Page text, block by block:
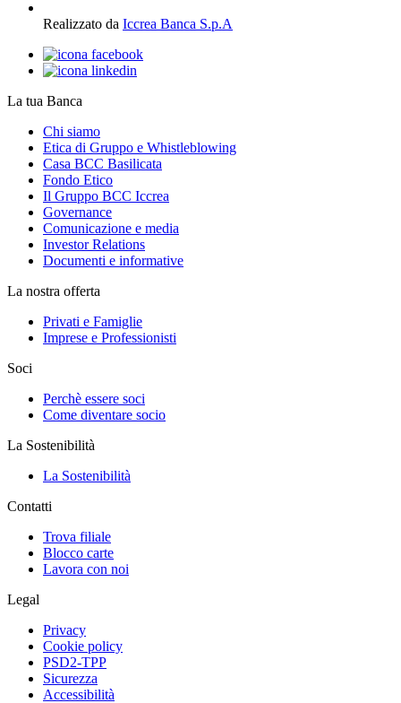
Realizzato da Iccrea Banca S.p.A
La tua Banca
Chi siamo
Etica di Gruppo e Whistleblowing
Casa BCC Basilicata
Fondo Etico
Il Gruppo BCC Iccrea
Governance
Comunicazione e media
Investor Relations
Documenti e informative
La nostra offerta
Privati e Famiglie
Imprese e Professionisti
Soci
Perchè essere soci
Come diventare socio
La Sostenibilità
La Sostenibilità
Contatti
Trova filiale
Blocco carte
Lavora con noi
Legal
Privacy
Cookie policy
PSD2-TPP
Sicurezza
Accessibilità